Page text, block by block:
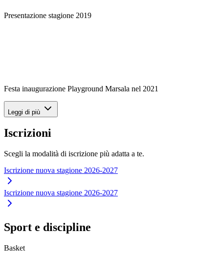
Presentazione stagione 2019
Festa inaugurazione Playground Marsala nel 2021
Leggi di più
Iscrizioni
Scegli la modalità di iscrizione più adatta a te.
Iscrizione nuova stagione 2026-2027
Iscrizione nuova stagione 2026-2027
Sport e discipline
Basket